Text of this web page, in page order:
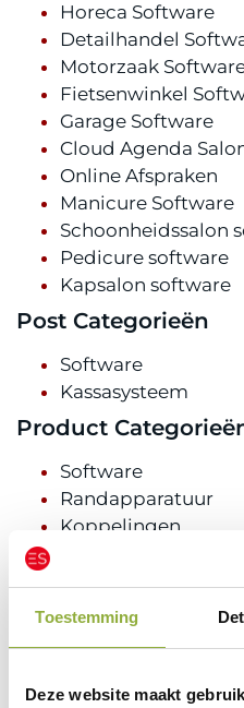
Toestemming
Deze website maakt
Horeca Software
Detailhandel
Motorzaak
Fietsenwinkel
Garage Software
Cloud Agenda
Online Afspraken
Manicure Software
Schoonheidssalon
Pedicure software
Kapsalon software
Post Categorieën
Software
Kassasysteem
Product
Software
Randapparatuur
Koppelingen
Producten
Compleet
Cloud-backup